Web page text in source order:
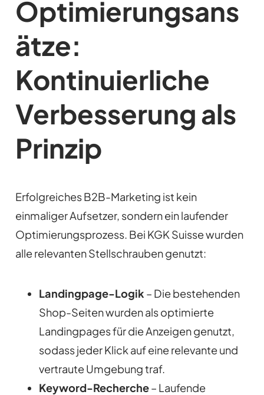
Optimierungsans
ätze:
Kontinuierliche
Verbesserung als
Prinzip
Erfolgreiches B2B-Marketing ist kein
einmaliger Aufsetzer, sondern ein laufender
Optimierungsprozess. Bei KGK Suisse wurden
alle relevanten Stellschrauben genutzt:
Landingpage-Logik – Die bestehenden
Shop-Seiten wurden als optimierte
Landingpages für die Anzeigen genutzt,
sodass jeder Klick auf eine relevante und
vertraute Umgebung traf.
Keyword-Recherche– Laufende